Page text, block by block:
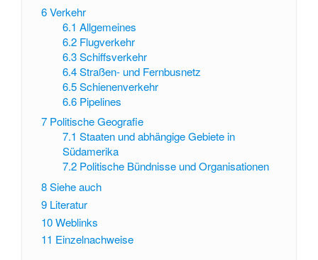
6Verkehr
6.1 Allgemeines
6.2 Flugverkehr
6.3 Schiffsverkehr
6.4 Straßen- und Fernbusnetz
6.5 Schienenverkehr
6.6 Pipelines
7 Politische Geografie
7.1 Staaten und abhängige Gebiete in
Südamerika
7.2 Politische Bündnisse und Organisationen
8Siehe auch
9 Literatur
10Weblinks
11 Einzelnachweise